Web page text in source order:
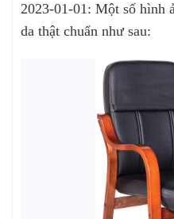
2023-01-01: Một số hình
da thật chuẩn như sau: